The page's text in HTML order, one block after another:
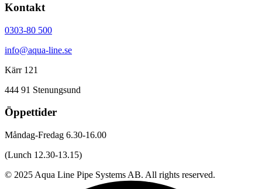
Kontakt
0303-80 500
info@aqua-line.se
Kärr 121
444 91 Stenungsund
Öppettider
Måndag-Fredag 6.30-16.00
(Lunch 12.30-13.15)
© 2025 Aqua Line Pipe Systems AB. All rights reserved.